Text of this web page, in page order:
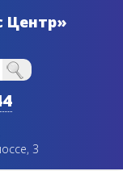
Центр»
3